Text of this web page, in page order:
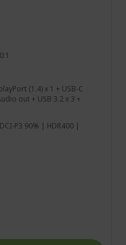
(1.4) x 1 + USB-C
out + USB 3.2 x 3 +
P3 90% | HDR400 |